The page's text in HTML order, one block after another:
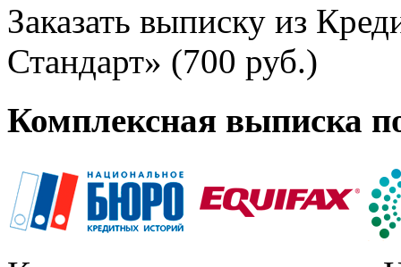
Заказать выписку из
Стандарт» (700 руб.)
Комплексная выписка